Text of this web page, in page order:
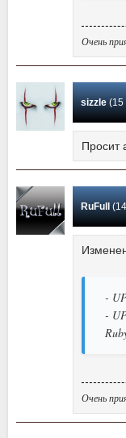
Очень
sizzle(15
Просит
RuFull(14
-
-
Очень